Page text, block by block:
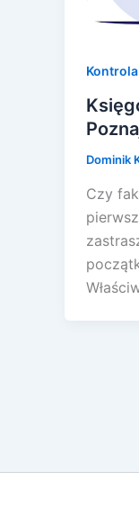
Dominik
Czy